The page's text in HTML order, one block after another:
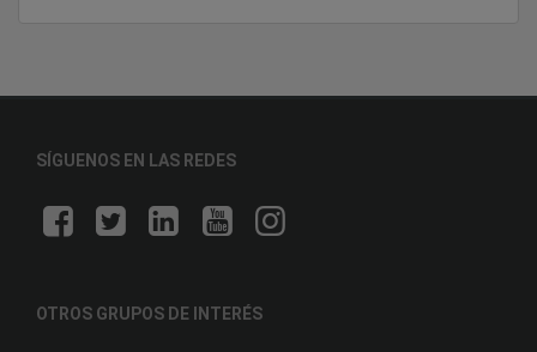
SÍGUENOS EN LAS REDES
OTROS GRUPOS DE INTERÉS